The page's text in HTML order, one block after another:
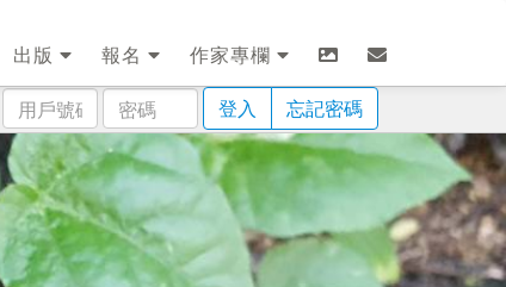
出版 報名
作家專欄
用
戶
號
碼
密
碼
登入 忘記密碼